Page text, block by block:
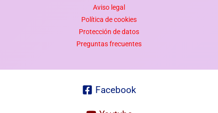
Aviso legal
Política de cookies
Protección de datos
Preguntas frecuentes
Facebook